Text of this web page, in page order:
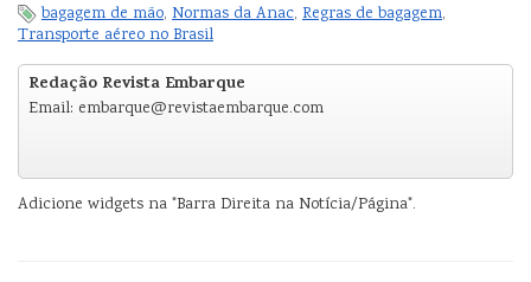
bagagem de mão, Normas da Anac, Regras de bagagem,
Transporte aéreo no Brasil
Redação Revista Embarque
Email: embarque@revistaembarque.com
Adicione widgets na "Barra Direita na Notícia/Página".